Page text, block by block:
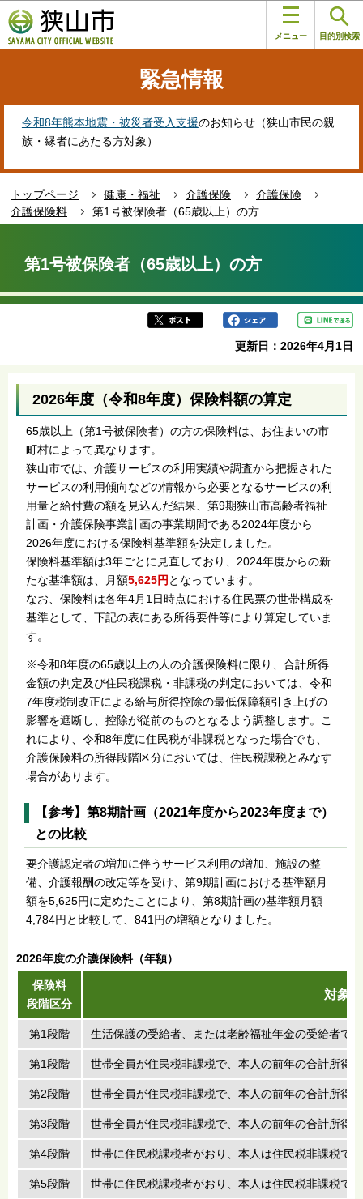
の
ペ
す
メニュー 目的別検索
緊急情報
令和8年熊本地震・被災者受入支援のお知らせ（狭山市民の親
族・縁者にあたる方対象）
トップページ 健康・福祉 介護保険
介護保険
介護保険料
第1号被保険者（65歳以上）の方
か
第1号被保険者（65歳以上）の方
更新日：2026年4月1日
2026年度（令和8年度）保険料額の算定
65歳以上（第1号被保険者）の方の保険料は、お住まいの市
町村によって異なります。
狭山市では、介護サービスの利用実績や調査から把握された
サービスの利用傾向などの情報から必要となるサービスの利
用量と給付費の額を見込んだ結果、第9期狭山市高齢者福祉
計画・介護保険事業計画の事業期間である2024年度から
2026年度における保険料基準額を決定しました。
保険料基準額は3年ごとに見直しており、2024年度からの新
たな基準額は、月額5,625円 となっています。
なお、保険料は各年4月1日時点における住民票の世帯構成を
基準として、下記の表にある所得要件等により算定していま
す。
※令和8年度の65歳以上の人の介護保険料に限り、合計所得
金額の判定及び住民税課税・非課税の判定においては、令和
7年度税制改正による給与所得控除の最低保障額引き上げの
影響を遮断し、控除が従前のものとなるよう調整します。こ
れにより、令和8年度に住民税が非課税となった場合でも、
介護保険料の所得段階区分においては、住民税課税とみなす
場合があります。
【参考】第8期計画（2021年度から2023年度まで）
との比較
要介護認定者の増加に伴うサービス利用の増加、施設の整
備、介護報酬の改定等を受け、第9期計画における基準額月
額を5,625円に定めたことにより、第8期計画の基準額月額
4,784円と比較して、841円の増額となりました。
2026年度の介護保険料（年額）
保険料
段階区分
対象
第1段階 生活保護の受給者、または老齢福祉年金の受給者で
第1段階 世帯全員が住民税非課税で、本人の前年の合計所得
第2段階 世帯全員が住民税非課税で、本人の前年の合計所得
第3段階 世帯全員が住民税非課税で、本人の前年の合計所得
第4段階 世帯に住民税課税者がおり、本人は住民税非課税で
第5段階 世帯に住民税課税者がおり、本人は住民税非課税で